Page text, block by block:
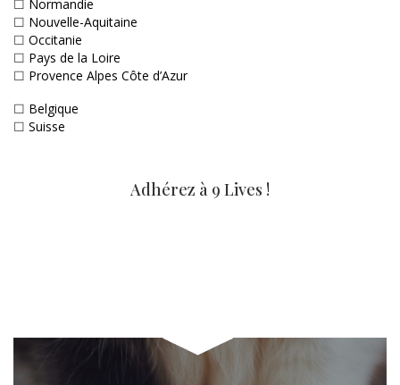
☐ Normandie
☐ Nouvelle-Aquitaine
☐ Occitanie
☐ Pays de la Loire
☐ Provence Alpes Côte d’Azur
☐ Belgique
☐ Suisse
Adhérez à 9 Lives !